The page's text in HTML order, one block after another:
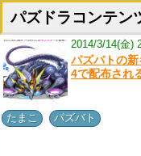
パズドラコンテン
2014/3/14(金)
パズバトの
4で配布され
たまこ パズバト